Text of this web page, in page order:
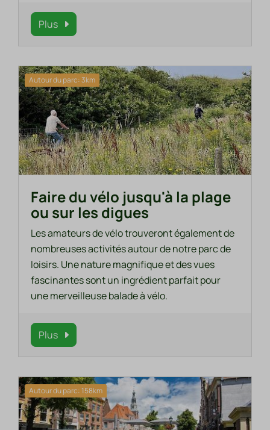
Plus
Autour du parc: 3km
Faire du vélo jusqu'à la plage
ou sur les digues
Les amateurs de vélo trouveront également de
nombreuses activités autour de notre parc de
loisirs. Une nature magnifique et des vues
fascinantes sont un ingrédient parfait pour
une merveilleuse balade à vélo.
Plus
Autour du parc: 158km